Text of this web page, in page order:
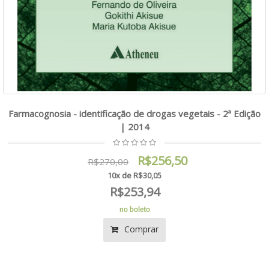
Farmacognosia - identificação de drogas vegetais - 2ª Edição
| 2014
R$270,00 R$256,50
10x de R$30,05
R$253,94
no boleto
Comprar